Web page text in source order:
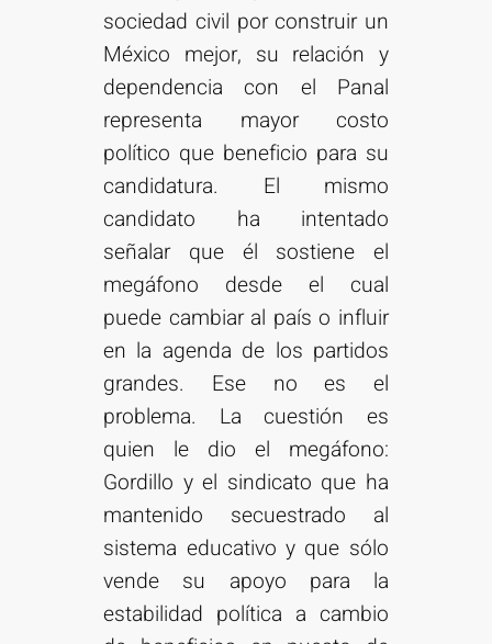
sociedad civil por construir un
México mejor, su relación y
dependencia con el Panal
representa mayor costo
político que beneficio para su
candidatura. El mismo
candidato ha intentado
señalar que él sostiene el
megáfono desde el cual
puede cambiar al país o influir
en la agenda de los partidos
grandes. Ese no es el
problema. La cuestión es
quien le dio el megáfono:
Gordillo y el sindicato que ha
mantenido secuestrado al
sistema educativo y que sólo
vende su apoyo para la
estabilidad política a cambio